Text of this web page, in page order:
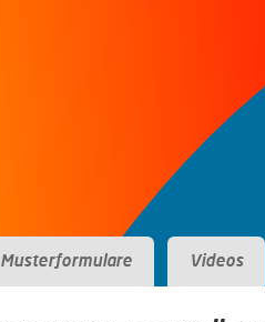
Musterformulare Videos